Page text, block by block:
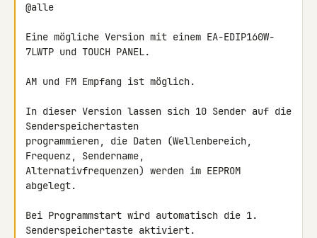
@alle
Eine mögliche Version mit einem EA-EDIP160W-
7LWTP und TOUCH PANEL.
AM und FM Empfang ist möglich.
In dieser Version lassen sich 10 Sender auf die
Senderspeichertasten
programmieren, die Daten (Wellenbereich,
Frequenz, Sendername,
Alternativfrequenzen) werden im EEPROM
abgelegt.
Bei Programmstart wird automatisch die 1.
Senderspeichertaste aktiviert.